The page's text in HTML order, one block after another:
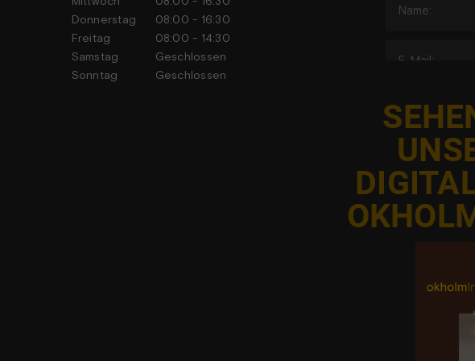
Donnerstag
08:00 - 16:30
Freitag
08:00 - 14:30
Samstag
Geschlossen
Sonntag
Geschlossen